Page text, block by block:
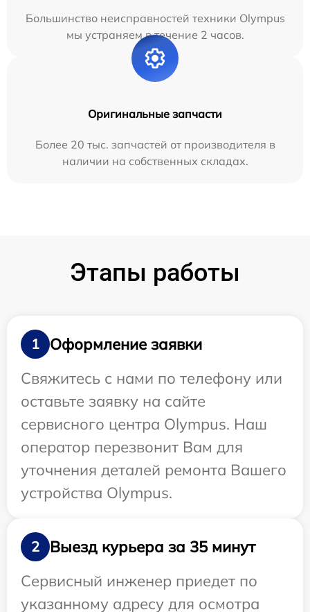
Большинство неисправностей техники Olympus
мы устраняем в течение 2 часов.
Оригинальные запчасти
Более 20 тыс. запчастей от производителя в
наличии на собственных складах.
Этапы работы
1
Оформление заявки
Свяжитесь с нами по телефону или
оставьте заявку на сайте
сервисного центра Olympus. Наш
оператор перезвонит Вам для
уточнения деталей ремонта Вашего
устройства Olympus.
2
Выезд курьера за 35 минут
Сервисный инженер приедет по
указанному адресу для осмотра